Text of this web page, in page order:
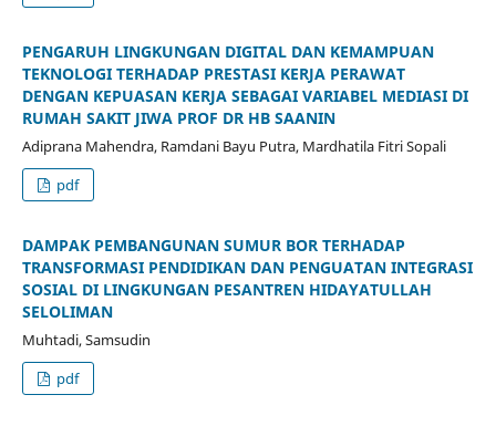
PENGARUH LINGKUNGAN DIGITAL DAN KEMAMPUAN
TEKNOLOGI TERHADAP PRESTASI KERJA PERAWAT
DENGAN KEPUASAN KERJA SEBAGAI VARIABEL MEDIASI DI
RUMAH SAKIT JIWA PROF DR HB SAANIN
Adiprana Mahendra, Ramdani Bayu Putra, Mardhatila Fitri Sopali
pdf
DAMPAK PEMBANGUNAN SUMUR BOR TERHADAP
TRANSFORMASI PENDIDIKAN DAN PENGUATAN INTEGRASI
SOSIAL DI LINGKUNGAN PESANTREN HIDAYATULLAH
SELOLIMAN
Muhtadi, Samsudin
pdf